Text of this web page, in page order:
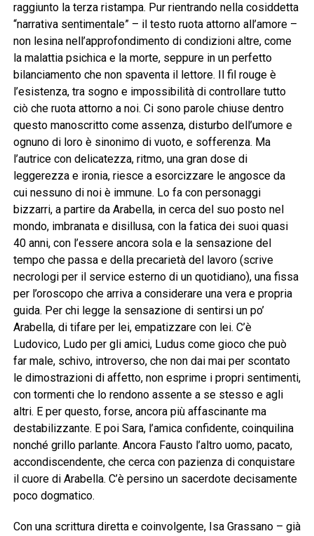
raggiunto la terza ristampa. Pur rientrando nella cosiddetta
“narrativa sentimentale” – il testo ruota attorno all’amore –
non lesina nell’approfondimento di condizioni altre, come
la malattia psichica e la morte, seppure in un perfetto
bilanciamento che non spaventa il lettore. Il fil rouge è
l’esistenza, tra sogno e impossibilità di controllare tutto
ciò che ruota attorno a noi. Ci sono parole chiuse dentro
questo manoscritto come assenza, disturbo dell’umore e
ognuno di loro è sinonimo di vuoto, e sofferenza. Ma
l’autrice con delicatezza, ritmo, una gran dose di
leggerezza e ironia, riesce a esorcizzare le angosce da
cui nessuno di noi è immune. Lo fa con personaggi
bizzarri, a partire da Arabella, in cerca del suo posto nel
mondo, imbranata e disillusa, con la fatica dei suoi quasi
40 anni, con l’essere ancora sola e la sensazione del
tempo che passa e della precarietà del lavoro (scrive
necrologi per il service esterno di un quotidiano), una fissa
per l’oroscopo che arriva a considerare una vera e propria
guida. Per chi legge la sensazione di sentirsi un po’
Arabella, di tifare per lei, empatizzare con lei. C’è
Ludovico, Ludo per gli amici, Ludus come gioco che può
far male, schivo, introverso, che non dai mai per scontato
le dimostrazioni di affetto, non esprime i propri sentimenti,
con tormenti che lo rendono assente a se stesso e agli
altri. E per questo, forse, ancora più affascinante ma
destabilizzante. E poi Sara, l’amica confidente, coinquilina
nonché grillo parlante. Ancora Fausto l’altro uomo, pacato,
accondiscendente, che cerca con pazienza di conquistare
il cuore di Arabella. C’è persino un sacerdote decisamente
poco dogmatico.
Con una scrittura diretta e coinvolgente, Isa Grassano – già